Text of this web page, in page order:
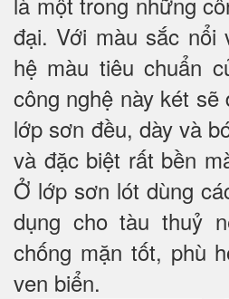
đại. Với màu sắc nổi
hệ màu tiêu chuẩn
công nghệ này két
lớp sơn đều, dày và
và đặc biệt rất bền
Ở lớp sơn lót dùng
dụng cho tàu thuỷ
chống mặn tốt, phù
ven biển.